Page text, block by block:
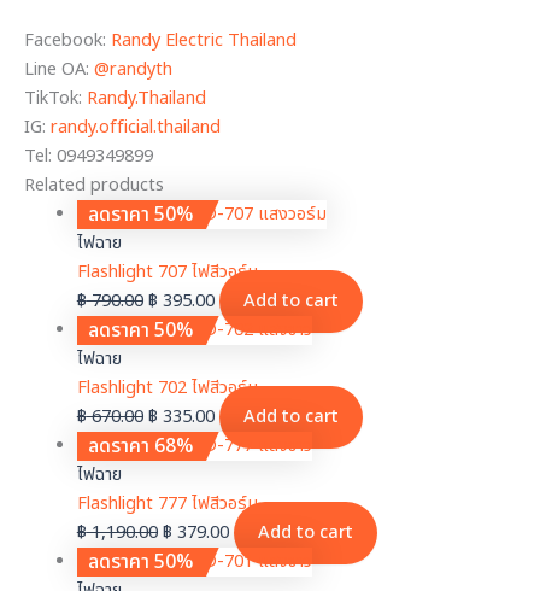
Facebook: Randy Electric Thailand
Line OA: @randyth
TikTok: Randy.Thailand
IG: randy.official.thailand
Tel: 0949349899
Related products
ลดราคา 50%
ไฟฉาย
Flashlight 707 ไฟสีวอร์ม
฿790.00฿ 395.00 Add to cart
ลดราคา 50%
ไฟฉาย
Flashlight 702 ไฟสีวอร์ม
฿670.00฿ 335.00 Add to cart
ลดราคา 68%
ไฟฉาย
Flashlight 777 ไฟสีวอร์ม
฿1,190.00฿ 379.00 Add to cart
ลดราคา 50%